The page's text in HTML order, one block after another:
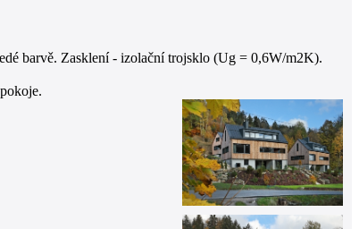
barvě. Zasklení - izolační trojsklo (Ug = 0,6W/m2K).